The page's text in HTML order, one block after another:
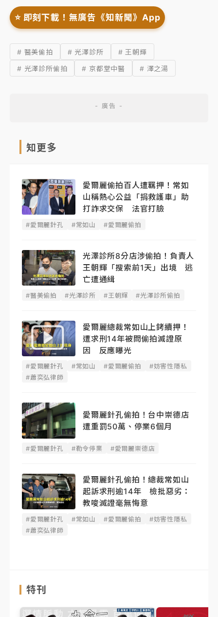
⭐️ 即刻下載！無廣告《知新聞》App
# 醫美偷拍 # 光澤診所
# 王朝輝
# 光澤診所偷拍
# 京都堂中醫 # 澤之湯
知更多
愛爾麗偷拍百人遭羈押！常如
山稱熱心公益「捐救護車」助
打詐求交保 法官打臉
#愛爾麗針孔 #常如山 #愛爾麗偷拍
光澤診所8分店涉偷拍！負責人
王朝輝「搜索前1天」出境 逃
亡遭通緝
#醫美偷拍 #光澤診所 #王朝輝 #光澤診所偷拍
愛爾麗總裁常如山上銬續押！
遭求刑14年被問偷拍滅證原
因 反應曝光
#愛爾麗針孔 #常如山 #愛爾麗偷拍
#妨害性隱私
#蕭奕弘律師
愛爾麗針孔偷拍！台中崇德店
遭重罰50萬、停業6個月
#愛爾麗針孔 #勒令停業 #愛爾麗崇德店
愛爾麗針孔偷拍！總裁常如山
起訴求刑逾14年 檢批惡劣：
教唆滅證毫無悔意
#愛爾麗針孔 #常如山 #愛爾麗偷拍
#妨害性隱私
#蕭奕弘律師
特刊